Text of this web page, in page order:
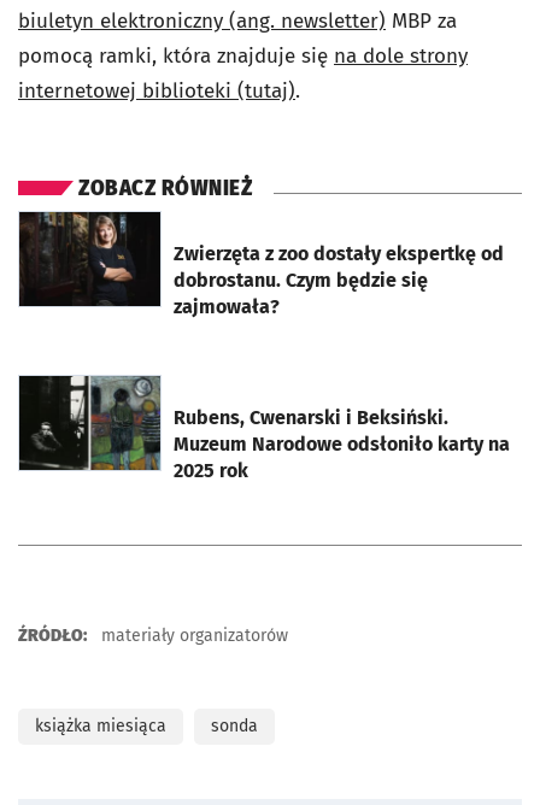
biuletyn elektroniczny (ang. newsletter) MBP za
pomocą ramki, która znajduje się na dole strony
internetowej biblioteki (tutaj).
ZOBACZ RÓWNIEŻ
Zwierzęta z zoo dostały ekspertkę od
dobrostanu. Czym będzie się
zajmowała?
otworzy się w nowej karcie
Rubens, Cwenarski i Beksiński.
Muzeum Narodowe odsłoniło karty na
2025 rok
otworzy się w nowej karcie
ŹRÓDŁO: materiały organizatorów
książka miesiąca sonda